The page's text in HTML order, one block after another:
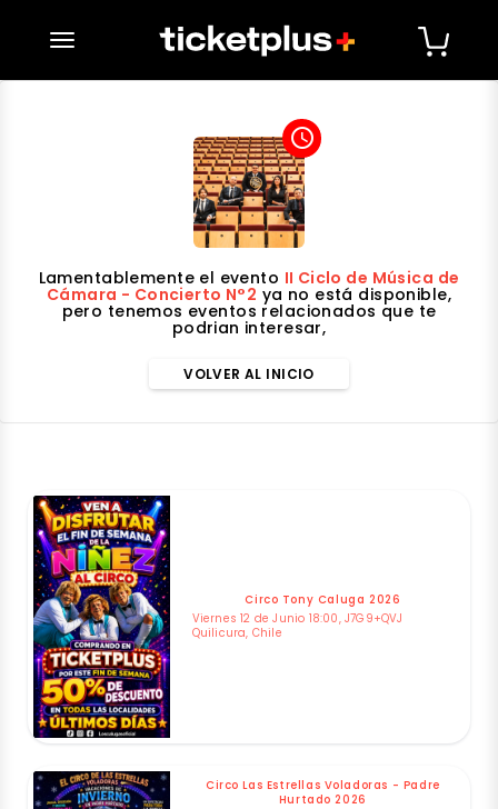
desplegar navegación
access_time
Lamentablemente el evento II Ciclo de Música de
Cámara - Concierto N°2 ya no está disponible,
pero tenemos eventos relacionados que te
podrian interesar,
VOLVER AL INICIO
Circo Tony Caluga 2026
Viernes 12 de Junio 18:00, J7G9+QVJ
Quilicura, Chile
Circo Las Estrellas Voladoras - Padre
Hurtado 2026